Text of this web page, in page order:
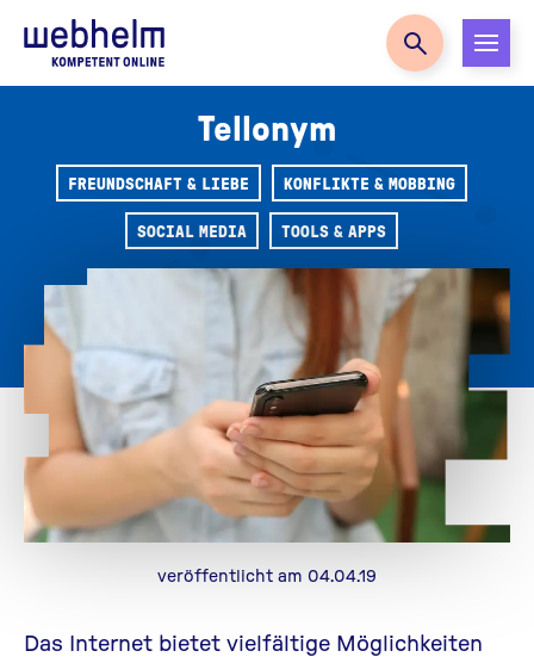
Zur Startseite
Tellonym
FREUNDSCHAFT & LIEBE KONFLIKTE & MOBBING
SOCIAL MEDIA TOOLS & APPS
veröffentlicht am 04.04.19
Das Internet bietet vielfältige Möglichkeiten